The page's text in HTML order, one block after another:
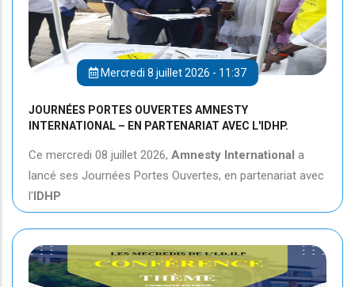
Mercredi 8 juillet 2026 - 11:37
JOURNÉES PORTES OUVERTES AMNESTY
INTERNATIONAL – EN PARTENARIAT AVEC L'IDHP.
Ce mercredi 08 juillet 2026, Amnesty International a
lancé ses Journées Portes Ouvertes, en partenariat avec
l'IDHP